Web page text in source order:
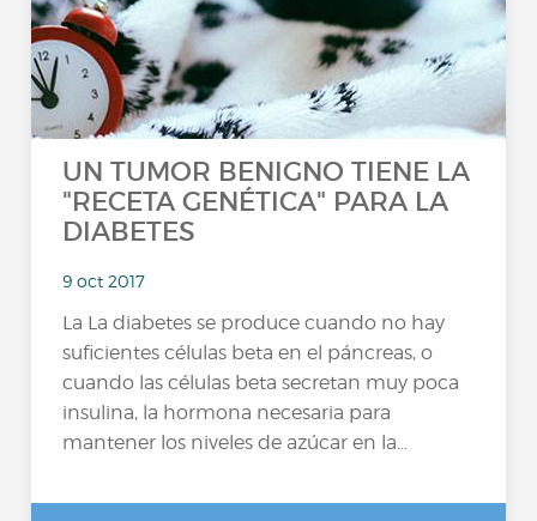
UN TUMOR BENIGNO TIENE LA
"RECETA GENÉTICA" PARA LA
DIABETES
9 oct 2017
La La diabetes se produce cuando no hay
suficientes células beta en el páncreas, o
cuando las células beta secretan muy poca
insulina, la hormona necesaria para
mantener los niveles de azúcar en la...